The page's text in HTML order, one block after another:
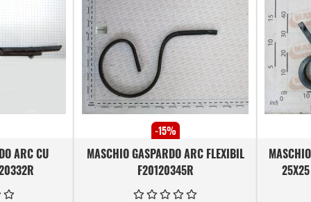
ARC CU
dorinte
Comparare
-15%
MASCHIO GASPARDO ARC FLEXIBIL
F20120345R
de
dorinte
Comparare